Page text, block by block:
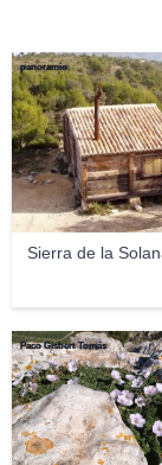
Sierra de la
panoramio
Paco Gisbert Tomás